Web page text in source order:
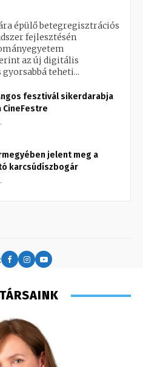
épülő betegregisztrációs
fejlesztésén
az új digitális
teheti...
fesztivál sikerdarabja
CineFestre
jelent meg a
karcsúdíszbogár